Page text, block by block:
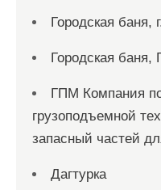
Городская баня,
Городская баня,
ГПМ Компания
грузоподъемной
запасный частей
Дагтурка